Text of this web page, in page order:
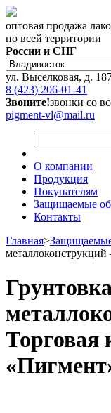
оптовая продажа
по всей территории
России и СНГ
ул. Выселковая, д.
8 (423) 206-01-41
Звоните!звонки со
pigment-vl@mail.ru
О компании
Продукция
Покупателям
Защищаемые
Контакты
Главная>
Торговая